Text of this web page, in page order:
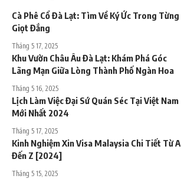
Cà Phê Cổ Đà Lạt: Tìm Về Ký Ức Trong Từng
Giọt Đắng
Tháng 5 17, 2025
Khu Vườn Châu Âu Đà Lạt: Khám Phá Góc
Lãng Mạn Giữa Lòng Thành Phố Ngàn Hoa
Tháng 5 16, 2025
Lịch Làm Việc Đại Sứ Quán Séc Tại Việt Nam
Mới Nhất 2024
Tháng 5 17, 2025
Kinh Nghiệm Xin Visa Malaysia Chi Tiết Từ A
Đến Z [2024]
Tháng 5 15, 2025